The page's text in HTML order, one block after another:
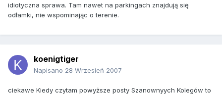
idiotyczna sprawa. Tam nawet na parkingach znajdują się
odłamki, nie wspominając o terenie.
koenigtiger
Napisano 28 Wrzesień 2007
ciekawe Kiedy czytam powyższe posty Szanownyych Kolegów to